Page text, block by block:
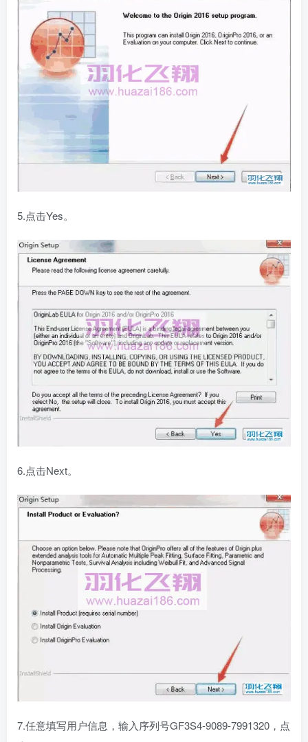
5.点击Yes。
6.点击Next。
7.任意填写用户信息，输入序列号GF3S4-9089-7991320，点